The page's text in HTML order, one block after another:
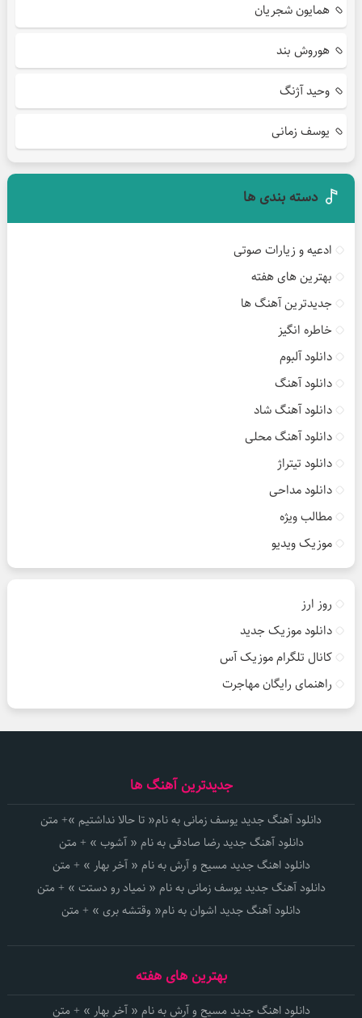
همایون شجریان
هوروش بند
وحید آژنگ
یوسف زمانی
دسته بندی ها
ادعیه و زیارات صوتی
بهترین های هفته
جدیدترین آهنگ ها
خاطره انگیز
دانلود آلبوم
دانلود آهنگ
دانلود آهنگ شاد
دانلود آهنگ محلی
دانلود تیتراژ
دانلود مداحی
مطالب ویژه
موزیک ویدیو
روز ارز
دانلود موزیک جدید
کانال تلگرام موزیک آس
راهنمای رایگان مهاجرت
جدیدترین آهنگ ها
دانلود آهنگ جدید یوسف زمانی به نام« تا حالا نداشتیم »+ متن
دانلود آهنگ جدید رضا صادقی به نام « آشوب » + متن
دانلود اهنگ جدید مسیح و آرش به نام « آخر بهار » + متن
دانلود آهنگ جدید یوسف زمانی به نام « نمیاد رو دستت » + متن
دانلود آهنگ جدید اشوان به نام« وقتشه بری » + متن
بهترین های هفته
دانلود اهنگ جدید مسیح و آرش به نام « آخر بهار » + متن